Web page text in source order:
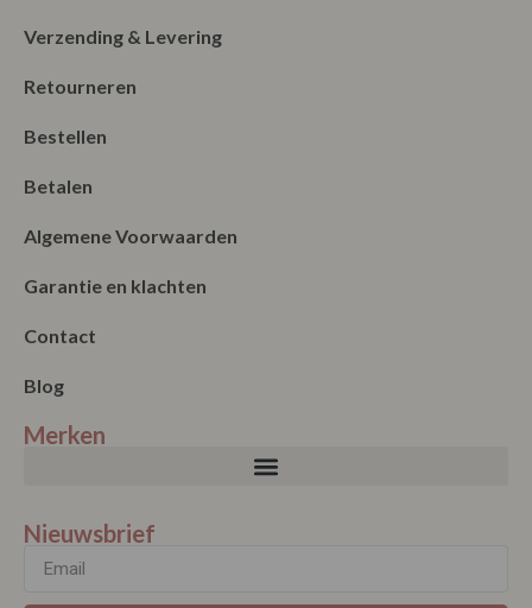
Verzending & Levering
Retourneren
Bestellen
Betalen
Algemene Voorwaarden
Garantie en klachten
Contact
Blog
Merken
Nieuwsbrief